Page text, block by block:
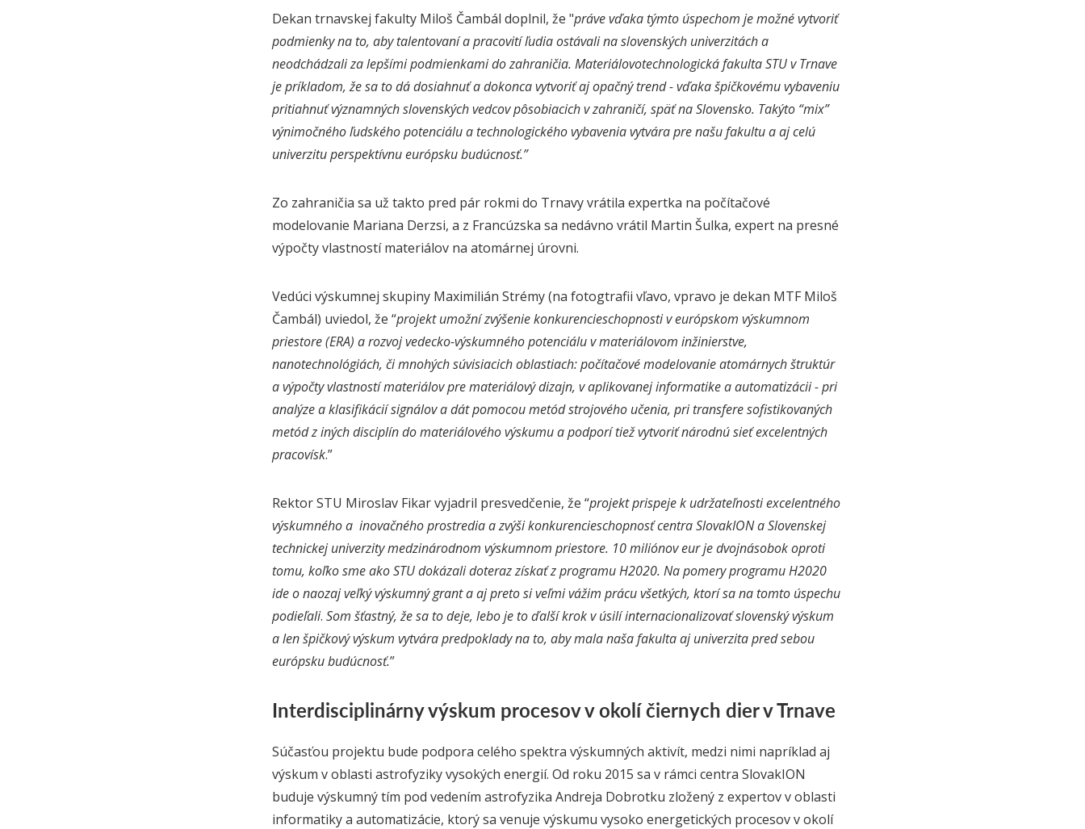
Dekan trnavskej fakulty Miloš Čambál doplnil, že "práve vďaka týmto úspechom je možné vytvoriť
podmienky na to, aby talentovaní a pracovití ľudia ostávali na slovenských univerzitách a
neodchádzali za lepšími podmienkami do zahraničia. Materiálovotechnologická fakulta STU v Trnave
je príkladom, že sa to dá dosiahnuť a dokonca vytvoriť aj opačný trend - vďaka špičkovému vybaveniu
pritiahnuť významných slovenských vedcov pôsobiacich v zahraničí, späť na Slovensko. Takýto “mix”
výnimočného ľudského potenciálu a technologického vybavenia vytvára pre našu fakultu a aj celú
univerzitu perspektívnu európsku budúcnosť.”
Zo zahraničia sa už takto pred pár rokmi do Trnavy vrátila expertka na počítačové
modelovanie Mariana Derzsi, a z Francúzska sa nedávno vrátil Martin Šulka, expert na presné
výpočty vlastností materiálov na atomárnej úrovni.
Vedúci výskumnej skupiny Maximilián Strémy (na fotogtrafii vľavo, vpravo je dekan MTF Miloš
Čambál) uviedol, že “projekt umožní zvýšenie konkurencieschopnosti v európskom výskumnom
priestore (ERA) a rozvoj vedecko-výskumného potenciálu v materiálovom inžinierstve,
nanotechnológiách, či mnohých súvisiacich oblastiach: počítačové modelovanie atomárnych štruktúr
a výpočty vlastností materiálov pre materiálový dizajn, v aplikovanej informatike a automatizácii - pri
analýze a klasifikácií signálov a dát pomocou metód strojového učenia, pri transfere sofistikovaných
metód z iných disciplín do materiálového výskumu a podporí tiež vytvoriť národnú sieť excelentných
pracovísk.”
Rektor STU Miroslav Fikar vyjadril presvedčenie, že “projekt prispeje k udržateľnosti excelentného
výskumného a inovačného prostredia a zvýši konkurencieschopnosť centra SlovakION a Slovenskej
technickej univerzity medzinárodnom výskumnom priestore. 10 miliónov eur je dvojnásobok oproti
tomu, koľko sme ako STU dokázali doteraz získať z programu H2020. Na pomery programu H2020
ide o naozaj veľký výskumný grant a aj preto si veľmi vážim prácu všetkých, ktorí sa na tomto úspechu
podieľali. Som šťastný, že sa to deje, lebo je to ďalší krok v úsilí internacionalizovať slovenský výskum
a len špičkový výskum vytvára predpoklady na to, aby mala naša fakulta aj univerzita pred sebou
európsku budúcnosť.”
Interdisciplinárny výskum procesov v okolí čiernych dier v Trnave
Súčasťou projektu bude podpora celého spektra výskumných aktivít, medzi nimi napríklad aj
výskum v oblasti astrofyziky vysokých energií. Od roku 2015 sa v rámci centra SlovakION
buduje výskumný tím pod vedením astrofyzika Andreja Dobrotku zložený z expertov v oblasti
informatiky a automatizácie, ktorý sa venuje výskumu vysoko energetických procesov v okolí